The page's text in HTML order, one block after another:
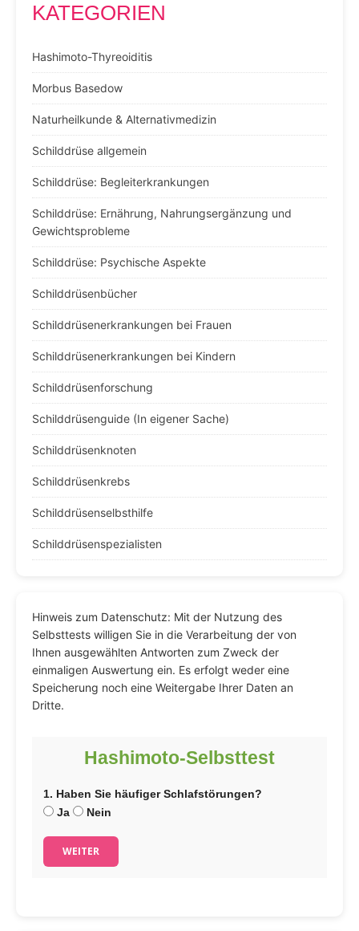
KATEGORIEN
Hashimoto-Thyreoiditis
Morbus Basedow
Naturheilkunde & Alternativmedizin
Schilddrüse allgemein
Schilddrüse: Begleiterkrankungen
Schilddrüse: Ernährung, Nahrungsergänzung und
Gewichtsprobleme
Schilddrüse: Psychische Aspekte
Schilddrüsenbücher
Schilddrüsenerkrankungen bei Frauen
Schilddrüsenerkrankungen bei Kindern
Schilddrüsenforschung
Schilddrüsenguide (In eigener Sache)
Schilddrüsenknoten
Schilddrüsenkrebs
Schilddrüsenselbsthilfe
Schilddrüsenspezialisten
Hinweis zum Datenschutz: Mit der Nutzung des
Selbsttests willigen Sie in die Verarbeitung der von
Ihnen ausgewählten Antworten zum Zweck der
einmaligen Auswertung ein. Es erfolgt weder eine
Speicherung noch eine Weitergabe Ihrer Daten an
Dritte.
Hashimoto-Selbsttest
1. Haben Sie häufiger Schlafstörungen?
Ja
Nein
WEITER